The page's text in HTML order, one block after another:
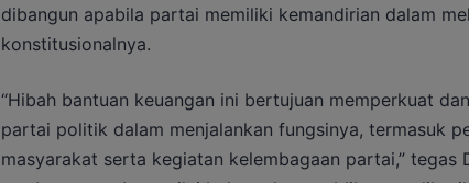
dibangun apabila partai memiliki kemandirian dalam
konstitusionalnya.
“Hibah bantuan keuangan ini bertujuan memperkuat
partai politik dalam menjalankan fungsinya, termasuk
masyarakat serta kegiatan kelembagaan partai,” tegas